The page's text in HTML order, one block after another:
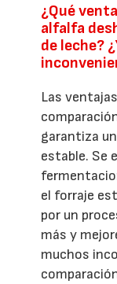
¿Qué
alfalfa
de leche?
Las
garantiza
estable. Se
el forraje
por un
más y
muchos